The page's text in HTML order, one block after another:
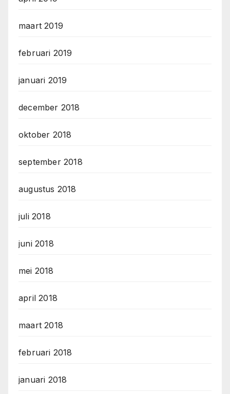
maart 2019
februari 2019
januari 2019
december 2018
oktober 2018
september 2018
augustus 2018
juli 2018
juni 2018
mei 2018
april 2018
maart 2018
februari 2018
januari 2018